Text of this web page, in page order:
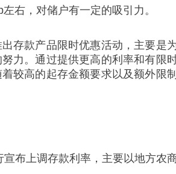
右，对储户有一定的吸引力。
存款产品限时优惠活动，主要是
力。通过提供更高的利率和有限
较高的起存金额要求以及额外限
布上调存款利率，主要以地方农商